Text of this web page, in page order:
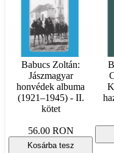
Babucs Zoltán:
Jászmagyar
honvédek albuma
(1921–1945) - II.
kötet
56.00 RON
Kosárba tesz